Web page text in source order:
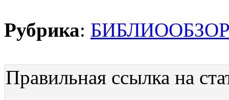
Рубрика:
Правильная ссылка на